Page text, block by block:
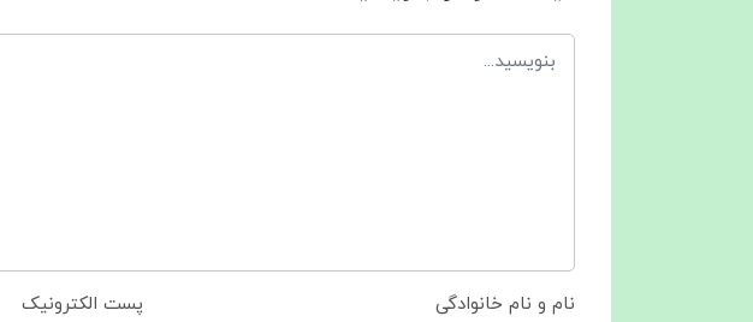
نام و نام خانوادگی پست الکترونیک